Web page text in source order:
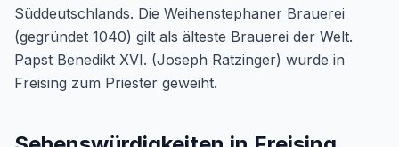
Süddeutschlands. Die Weihenstephaner Brauerei
(gegründet 1040) gilt als älteste Brauerei der Welt.
Papst Benedikt XVI. (Joseph Ratzinger) wurde in
Freising zum Priester geweiht.